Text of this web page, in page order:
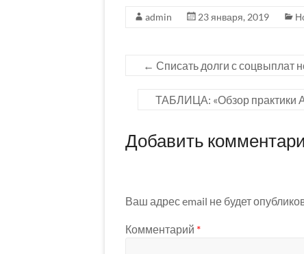
admin 23 января, 2019
← Списать долги с соцвыплат
ТАБЛИЦА: «Обзор практики
Добавить
Ваш адрес email не будет
Комментарий *